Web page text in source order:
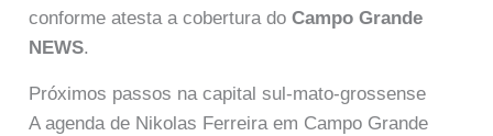
conforme atesta a cobertura doCampo Grande
NEWS.
Próximos passos na capital sul-mato-grossense
A agenda de Nikolas Ferreira em Campo Grande